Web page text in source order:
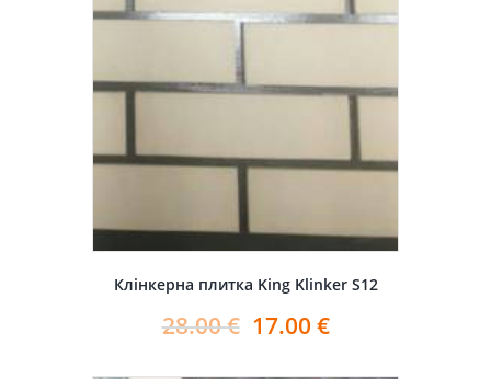
Клінкерна плитка King Klinker S12
28.00€ 17.00 €